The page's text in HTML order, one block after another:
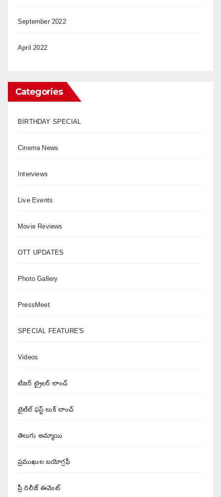
September 2022
April 2022
Categories
BIRTHDAY SPECIAL
Cinema News
Interviews
Live Events
Movie Reviews
OTT UPDATES
Photo Gallery
PressMeet
SPECIAL FEATURE'S
Videos
టిజర్ ట్రైలర్ లాంచ్
టైటిల్ ఫస్ట్ లుక్ లాంచ్
తెలుగు అమ్మాయి
ప్రముఖుల బయోగ్రఫీ
ప్రీ రిలీజ్ ఈవెంట్